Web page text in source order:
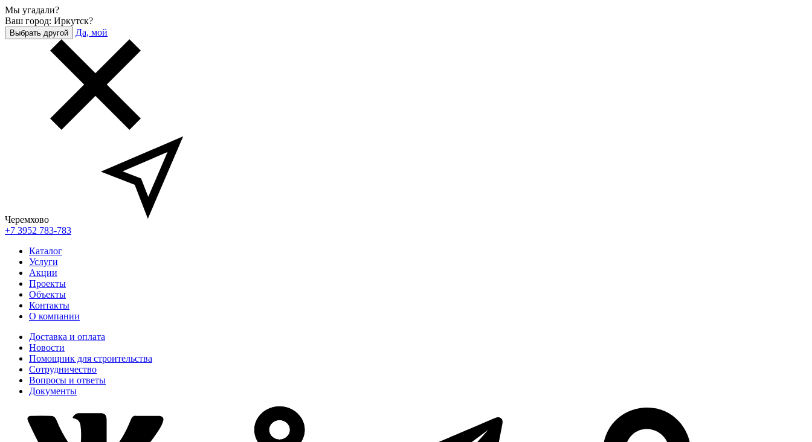
Мы угадали?
Ваш город: Иркутск?
Выбрать другой Да, мой
Черемхово
+7 3952 783-783
Каталог
Услуги
Акции
Проекты
Объекты
Контакты
О компании
Доставка и оплата
Новости
Помощник для строительства
Сотрудничество
Вопросы и ответы
Документы